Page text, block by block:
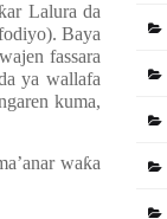
ar Lalura da
Baya
fassara
ya wallafa
kuma,
waƙa